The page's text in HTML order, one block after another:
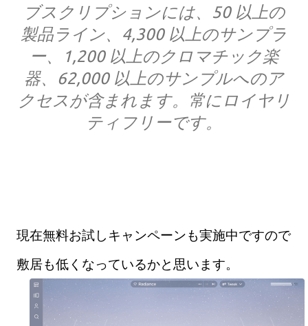
ブスクリプションには、50 以上の
製品ライン、4,300 以上のサンプラ
ー、1,200 以上のクロマチック楽
器、62,000 以上のサンプルへのア
クセスが含まれます。常にロイヤリ
ティフリーです。
現在無料お試しキャンペーンも実施中ですので
敷居も低くなっているかと思います。